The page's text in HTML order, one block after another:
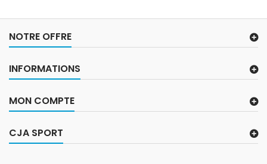
NOTRE OFFRE
INFORMATIONS
MON COMPTE
CJA SPORT